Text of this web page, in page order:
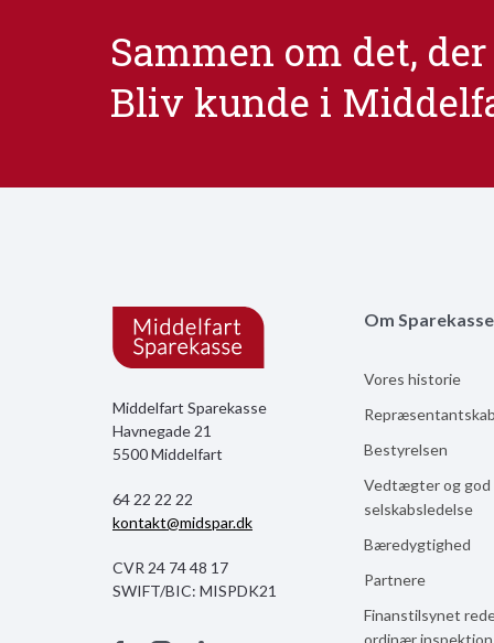
Sammen om det,
Bliv kunde i
Middelfart Sparekasse
Havnegade 21
5500 Middelfart
64 22 22 22
kontakt@midspar.dk
CVR 24 74 48 17
SWIFT/BIC: MISPDK21
Om
Vores historie
Bestyrelsen
Vedtægter og god
selskabsledelse
Bæredygtighed
Partnere
Finanstilsynet
ordinær